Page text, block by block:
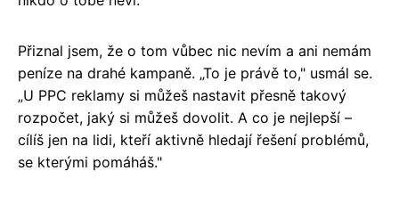
Přiznal jsem, že o tom vůbec nic nevím a ani nemám
peníze na drahé kampaně. „To je právě to," usmál se.
„U PPC reklamy si můžeš nastavit přesně takový
rozpočet, jaký si můžeš dovolit. A co je nejlepší –
cílíš jen na lidi, kteří aktivně hledají řešení problémů,
se kterými pomáháš."